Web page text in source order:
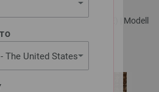
The United States
(DE) + Strikkeopskrifter (SE) | Modell